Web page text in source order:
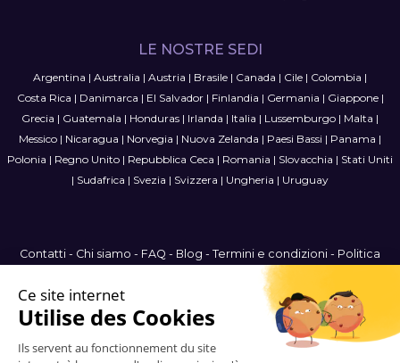
LE NOSTRE SEDI
Argentina | Australia | Austria | Brasile | Canada | Cile | Colombia |
Costa Rica | Danimarca | El Salvador| Finlandia | Germania | Giappone|
Grecia | Guatemala | Honduras | Irlanda | Italia | Lussemburgo | Malta |
Messico | Nicaragua | Norvegia | Nuova Zelanda | Paesi Bassi | Panama |
Polonia | Regno Unito | Repubblica Ceca | Romania | Slovacchia | Stati Uniti
| Sudafrica | Svezia | Svizzera | Ungheria | Uruguay
Contatti - Chi siamo - FAQ - Blog - Termini e condizioni - Politica
Mappa del sito